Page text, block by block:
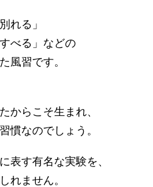
れる」
べる」などの
風習です。
からこそ生まれ、
慣なのでしょう。
表す有名な実験を、
れません。